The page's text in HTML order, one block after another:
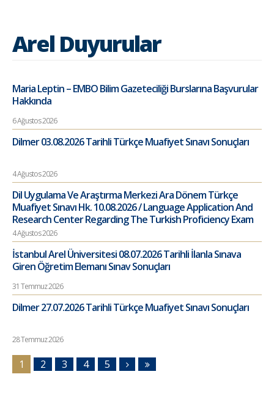
Arel Duyurular
Maria Leptin – EMBO Bilim Gazeteciliği Burslarına Başvurular
Hakkında
6 Ağustos 2026
Dilmer 03.08.2026 Tarihli Türkçe Muafiyet Sınavı Sonuçları
4 Ağustos 2026
Dil Uygulama Ve Araştırma Merkezi Ara Dönem Türkçe
Muafiyet Sınavı Hk. 10.08.2026 / Language Application And
Research Center Regarding The Turkish Proficiency Exam
4 Ağustos 2026
İstanbul Arel Üniversitesi 08.07.2026 Tarihli İlanla Sınava
Giren Öğretim Elemanı Sınav Sonuçları
31 Temmuz 2026
Dilmer 27.07.2026 Tarihli Türkçe Muafiyet Sınavı Sonuçları
28 Temmuz 2026
1 2 3 4 5